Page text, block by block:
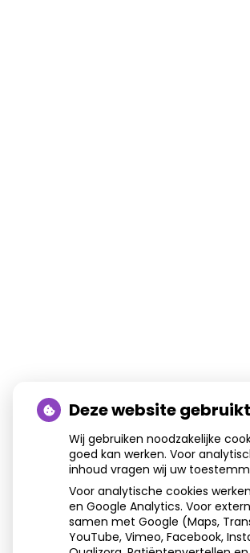
Deze website
Wij gebruiken noodzakelijke
goed kan werken. Voor
inhoud vragen wij uw
Voor analytische cookies
en Google Analytics. Voor
samen met Google (Maps,
YouTube, Vimeo, Facebook,